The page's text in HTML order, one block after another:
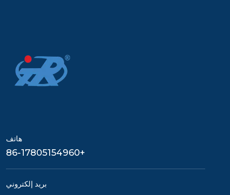
هاتف
+86-17805154960
بريد إلكتروني